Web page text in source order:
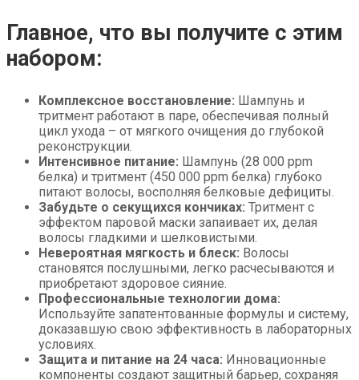
Главное, что вы получите с этим
набором:
Комплексное восстановление: Шампунь и
тритмент работают в паре, обеспечивая полный
цикл ухода – от мягкого очищения до глубокой
реконструкции.
Интенсивное питание: Шампунь (28 000 ppm
белка) и тритмент (450 000 ppm белка) глубоко
питают волосы, восполняя белковые дефициты.
Забудьте о секущихся кончиках: Тритмент с
эффектом паровой маски запаивает их, делая
волосы гладкими и шелковистыми.
Невероятная мягкость и блеск: Волосы
становятся послушными, легко расчесываются и
приобретают здоровое сияние.
Профессиональные технологии дома:
Используйте запатентованные формулы и систему,
доказавшую свою эффективность в лабораторных
условиях.
Защита и питание на 24 часа: Инновационные
компоненты создают защитный барьер, сохраняя